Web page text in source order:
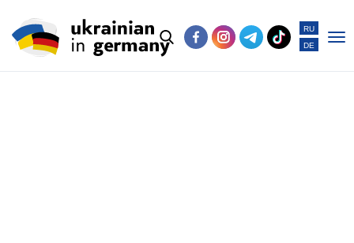
RU
DE